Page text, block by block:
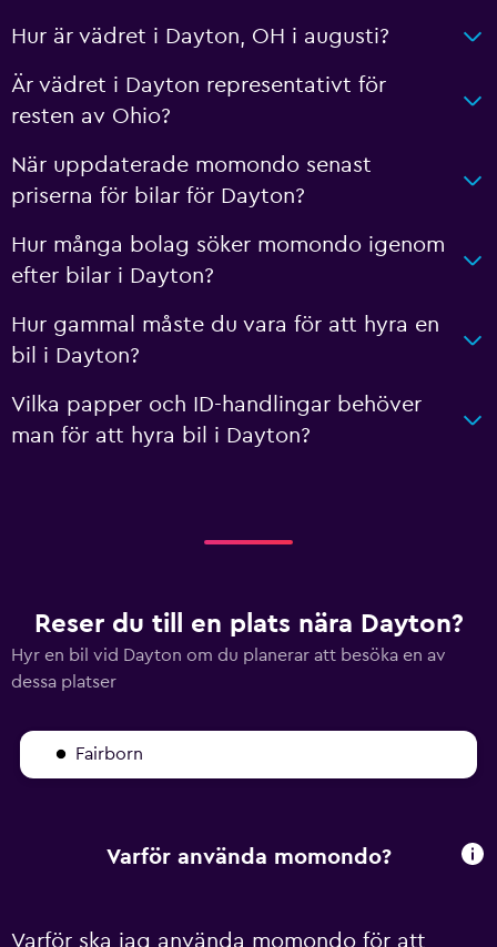
Hur är vädret i Dayton, OH i augusti?
Är vädret i Dayton representativt för
resten av Ohio?
När uppdaterade momondo senast
priserna för bilar för Dayton?
Hur många bolag söker momondo igenom
efter bilar i Dayton?
Hur gammal måste du vara för att hyra en
bil i Dayton?
Vilka papper och ID-handlingar behöver
man för att hyra bil i Dayton?
Reser du till en plats nära Dayton?
Hyr en bil vid Dayton om du planerar att besöka en av
dessa platser
Fairborn
Varför använda momondo?
Varför ska jag använda momondo för att